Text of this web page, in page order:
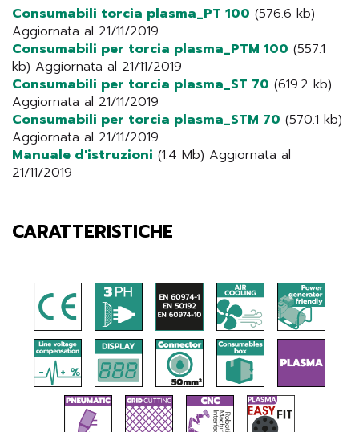
Consumabili torcia plasma_PT 100 (576.6 kb)
Aggiornata al 21/11/2019
Consumabili per torcia plasma_PTM 100 (557.1
kb) Aggiornata al 21/11/2019
Consumabili per torcia plasma_ST 70 (619.2 kb)
Aggiornata al 21/11/2019
Consumabili per torcia plasma_STM 70 (570.1 kb)
Aggiornata al 21/11/2019
Manuale d'istruzioni (1.4 Mb) Aggiornata al
21/11/2019
CARATTERISTICHE